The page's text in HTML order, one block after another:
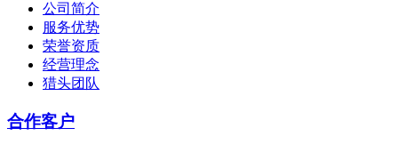
公司简介
服务优势
荣誉资质
经营理念
猎头团队
合作客户